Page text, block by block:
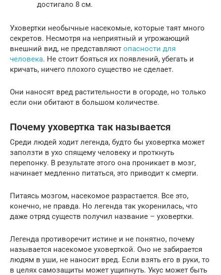
достигало 8 см.
Уховертки необычные насекомые, которые таят много
секретов. Несмотря на неприятный и угрожающий
внешний вид, не представляют опасности для
человека. Не стоит бояться их появлений, убегать и
кричать, ничего плохого существо не сделает.
Они наносят вред растительности в огороде, но только
если они обитают в большом количестве.
Почему уховертка так называется
Среди людей ходит легенда, будто бы уховертка может
заползти в ухо спящему человеку и проткнуть
перепонку. В результате этого она проникает в мозг,
начинает медленно питаться, это приводит к смерти.
Питаясь мозгом, насекомое разрастается. Все это,
конечно, не правда. Но легенда так укоренилась, что
даже отряд существ получил название – уховертки.
Легенда противоречит истине и не понятно, почему
называется насекомое уховерткой. Оно не забирается
людям в уши, не наносит вред. Если взять его в руки, то
в целях самозащиты может ущипнуть. Укус может быть